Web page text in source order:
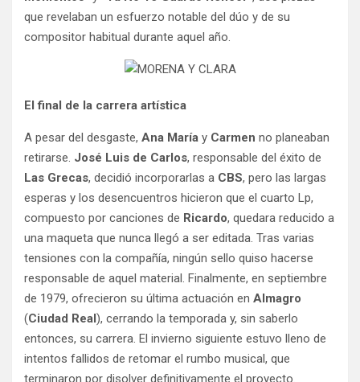
que revelaban un esfuerzo notable del dúo y de su
compositor habitual durante aquel año.
El final de la carrera artística
A pesar del desgaste, Ana María y Carmen no planeaban
retirarse. José Luis de Carlos, responsable del éxito de
Las Grecas, decidió incorporarlas a CBS, pero las largas
esperas y los desencuentros hicieron que el cuarto Lp,
compuesto por canciones de Ricardo, quedara reducido a
una maqueta que nunca llegó a ser editada. Tras varias
tensiones con la compañía, ningún sello quiso hacerse
responsable de aquel material. Finalmente, en septiembre
de 1979, ofrecieron su última actuación en Almagro
(Ciudad Real), cerrando la temporada y, sin saberlo
entonces, su carrera. El invierno siguiente estuvo lleno de
intentos fallidos de retomar el rumbo musical, que
terminaron por disolver definitivamente el proyecto.